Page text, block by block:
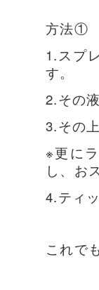
方法①
1.スプ
す。
2.その
3.その
※更に
し、お
4.ティ
これで